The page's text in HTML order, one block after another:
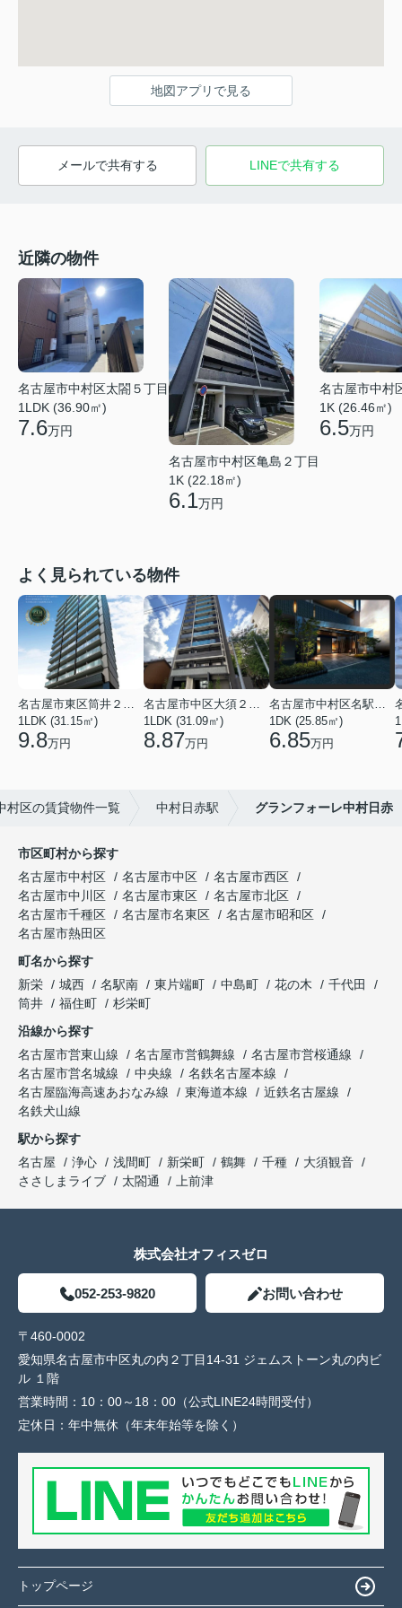
地図アプリで見る
メールで共有する LINEで共有する
近隣の物件
名古屋市中村区太閤５丁目
1LDK (36.90㎡)
7.6万円
名古屋市中村区亀島２丁目
1K (22.18㎡)
6.1万円
名古屋市中村
1K (26.46㎡)
6.5万円
よく見られている物件
1LDK (31.15㎡)
9.8万円
1LDK (31.09㎡)
8.87万円
1DK (25.85㎡)
6.85万円
村区の賃貸物件一覧 中村日赤駅 グランフォーレ中村日赤
市区町村から探す
名古屋市中村区
名古屋市中区
名古屋市西区
名古屋市中川区
名古屋市東区
名古屋市北区
名古屋市千種区
名古屋市名東区
名古屋市昭和区
名古屋市熱田区
町名から探す
新栄
城西 名駅南 東片端町 中島町 花の木
千代田
筒井
福住町
杉栄町
沿線から探す
名古屋市営東山線
名古屋市営鶴舞線
名古屋市営桜通線
名古屋市営名城線
中央線
名鉄名古屋本線
名古屋臨海高速あおなみ線
東海道本線
近鉄名古屋線
名鉄犬山線
駅から探す
名古屋
浄心 浅間町 新栄町 鶴舞 千種
大須観音
ささしまライブ
太閤通 上前津
株式会社オフィスゼロ
052-253-9820 お問い合わせ
〒460-0002
愛知県名古屋市中区丸の内２丁目14-31 ジェムストーン丸の内ビ
ル １階
営業時間： 10：00～18：00（公式LINE24時間受付）
定休日： 年中無休（年末年始等を除く）
トップページ